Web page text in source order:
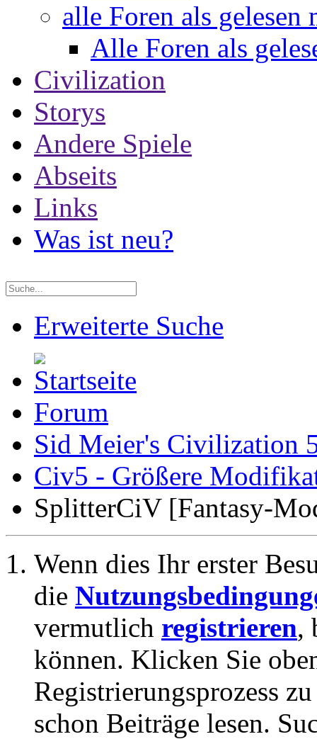
alle Foren als gelesen
Alle Foren als
Civilization
Storys
Andere Spiele
Abseits
Links
Was ist neu?
Erweiterte Suche
Forum
Sid Meier's Civilization
Civ5 - Größere
SplitterCiV [Fantasy-
Wenn dies Ihr erster
die
vermutlich registrieren,
können. Klicken Sie
Registrierungsprozess
schon Beiträge lesen.